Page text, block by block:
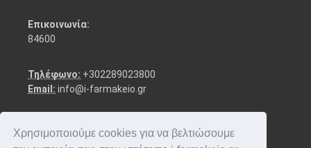
Χρησιμοποιούμε cookies για να βελτιώσουμε
Επικοινωνία:
84600
Τηλέφωνο: +302289023800
Email: info@i-farmakeio.gr